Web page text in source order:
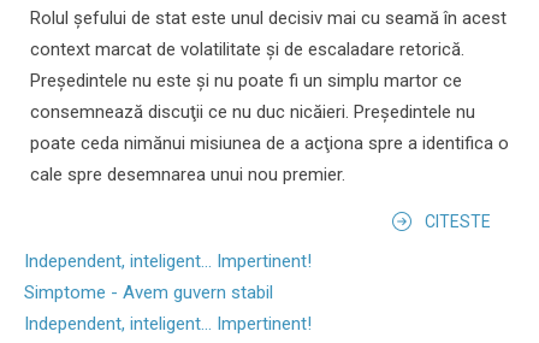
Rolul şefului de stat este unul decisiv mai cu seamă în acest
context marcat de volatilitate şi de escaladare retorică.
Preşedintele nu este şi nu poate fi un simplu martor ce
consemnează discuţii ce nu duc nicăieri. Preşedintele nu
poate ceda nimănui misiunea de a acţiona spre a identifica o
cale spre desemnarea unui nou premier.
CITESTE
Independent, inteligent... Impertinent!
Simptome - Avem guvern stabil
Independent, inteligent... Impertinent!